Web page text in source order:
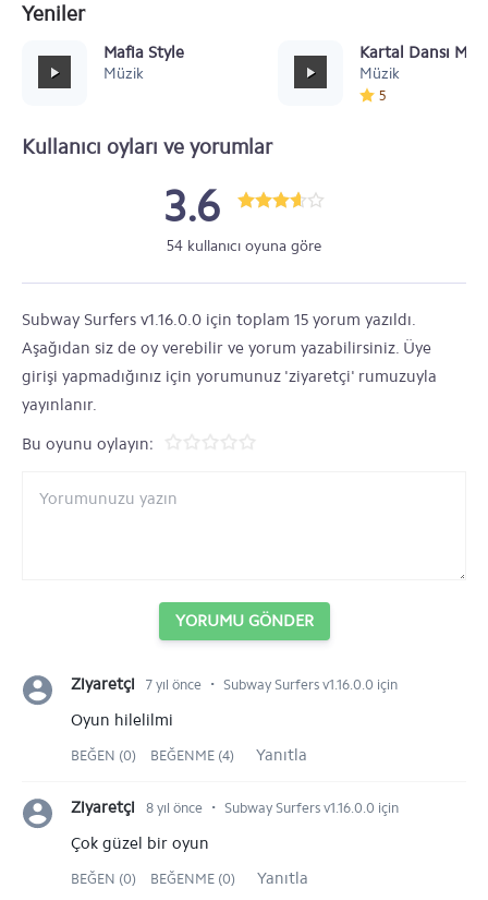
Yeniler
Mafia Style
Müzik
Kartal Dansı
Müzik
5
Kullanıcı oyları ve yorumlar
3.6
54 kullanıcı oyuna göre
Subway Surfers v1.16.0.0 için toplam 15 yorum yazıldı.
Aşağıdan siz de oy verebilir ve yorum yazabilirsiniz. Üye
girişi yapmadığınız için yorumunuz 'ziyaretçi' rumuzuyla
yayınlanır.
Bu oyunu oylayın:
YORUMU GÖNDER
Ziyaretçi 7 yıl önce ⋅ Subway Surfers v1.16.0.0 için
Oyun hilelilmi
BEĞEN (0) BEĞENME (4) Yanıtla
Ziyaretçi 8 yıl önce ⋅ Subway Surfers v1.16.0.0 için
Çok güzel bir oyun
BEĞEN (0) BEĞENME (0) Yanıtla